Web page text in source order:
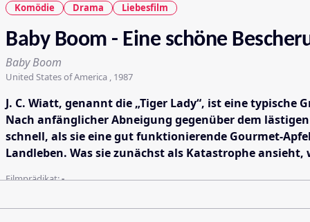
Komödie
Drama Liebesfilm
Baby Boom - Eine schöne
Baby Boom
United States of America , 1987
J. C. Wiatt, genannt die „Tiger Lady“, ist eine
Nach anfänglicher Abneigung gegenüber dem
schnell, als sie eine gut funktionierende Gourmet-
Landleben. Was sie zunächst als Katastrophe
Filmprädikat:-